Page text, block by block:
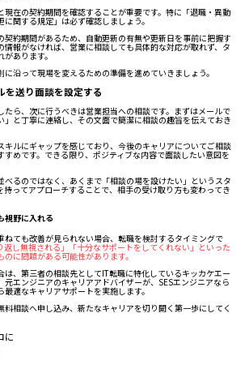
現在の契約期間を確認することが重要です。特に「退職・異動
関する規定」は必ず確認しましょう。
契約期間があるため、自動更新の有無や更新日を事前に把握す
情報がなければ、営業に相談しても具体的な対応が取れず、タ
あります。
沿って現場を変えるための準備を進めていきましょう。
を送り面談を設定する
たら、次に行うべきは営業担当への相談です。まずはメールで
」と丁寧に連絡し、その文面で簡潔に相談の趣旨を伝えておき
キルにギャップを感じており、今後のキャリアについてご相談
すめです。できる限り、ポジティブな内容で面談したい意図を
べるのではなく、あくまで「相談の場を設けたい」というスタ
持ってアプローチすることで、相手の受け取り方も変わってき
視野に入れる
ねても改善が見られない場合、転職を検討するタイミングで
し無視される」「十分なサポートをしてくれない」といった
に問題がある可能性があります。
は、第三者の相談先としてIT転職に特化しているキッカケエー
エンジニアのキャリアアドバイザーが、SESエンジニアなら
適なキャリアサポートを実施します。
料相談へ申し込み、新たなキャリアを切り開く第一歩にしてく
に